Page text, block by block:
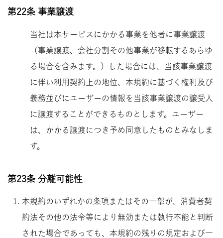
第22条 事業譲渡
当社は本サービスにかかる事業を他者に事業譲渡
（事業譲渡、会社分割その他事業が移転するあらゆ
る場合を含みます。）した場合には、当該事業譲渡
に伴い利用契約上の地位、本規約に基づく権利及び
義務並びにユーザーの情報を当該事業譲渡の譲受人
に譲渡することができるものとします。ユーザー
は、かかる譲渡につき予め同意したものとみなしま
す。
第23条 分離可能性
本規約のいずれかの条項またはその一部が、消費者契
約法その他の法令等により無効または執行不能と判断
された場合であっても、本規約の残りの規定および一